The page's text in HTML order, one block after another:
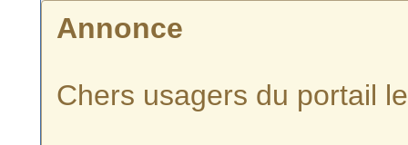
Annonce
Chers usagers du portail